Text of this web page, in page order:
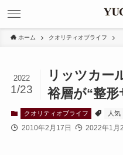
ホーム クオリティオブライフ
リッツカー
裕層が“整
2022
1/23
クオリティオブライフ 人気
2010年2月17日 2022年1月